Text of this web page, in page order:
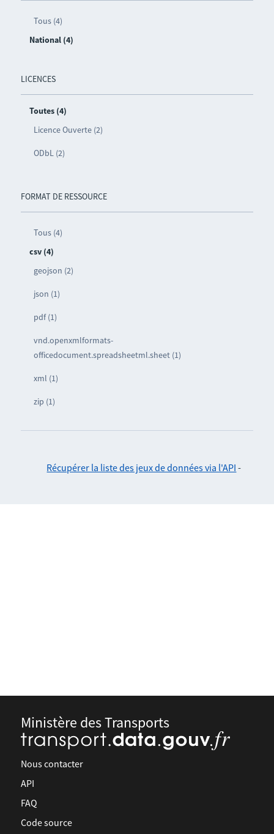
Tous (4)
National (4)
LICENCES
Toutes (4)
Licence Ouverte (2)
ODbL (2)
FORMAT DE RESSOURCE
Tous (4)
csv (4)
geojson (2)
json (1)
pdf (1)
vnd.openxmlformats-
officedocument.spreadsheetml.sheet (1)
xml (1)
zip (1)
Récupérer la liste des jeux de données via l'API -
Ministère des Transports
Nous contacter
API
FAQ
Code source